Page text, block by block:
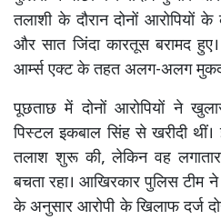
तलाशी के दौरान दोनों
और सात जिंदा कारतूस बरामद
आर्म्स एक्ट के तहत अलग-अलग
पूछताछ में दोनों आरोपियों ने
पिस्टल इकबाल सिंह से खरीदी
तलाश शुरू की, लेकिन वह लगातार
बचता रहा। आखिरकार पुलिस टीम
के अनुसार आरोपी के खिलाफ दर्ज